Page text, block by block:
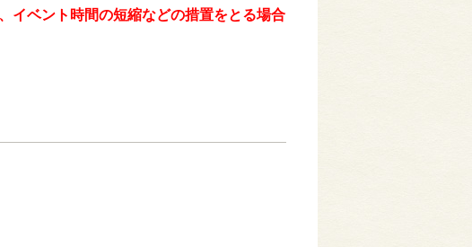
イベント時間の短縮などの措置をとる場合